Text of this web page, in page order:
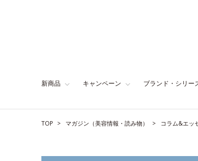
新商品 キャンペーン ブランド・シリー
TOP マガジン（美容情報・読み物） コラム&エッ